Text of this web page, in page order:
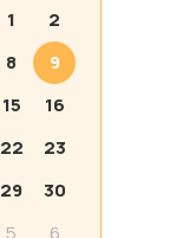
1
2
8
9
15
16
22
23
29
30
5 6